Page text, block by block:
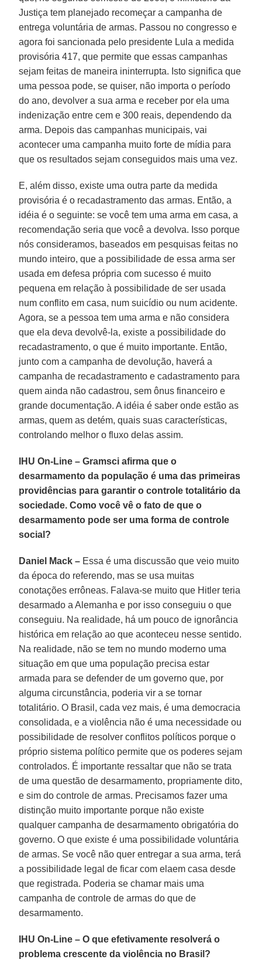
Justiça tem planejado recomeçar a campanha de
entrega voluntária de armas. Passou no congresso e
agora foi sancionada pelo presidente Lula a medida
provisória 417, que permite que essas campanhas
sejam feitas de maneira ininterrupta. Isto significa que
uma pessoa pode, se quiser, não importa o período
do ano, devolver a sua arma e receber por ela uma
indenização entre cem e 300 reais, dependendo da
arma. Depois das campanhas municipais, vai
acontecer uma campanha muito forte de mídia para
que os resultados sejam conseguidos mais uma vez.
E, além disso, existe uma outra parte da medida
provisória é o recadastramento das armas. Então, a
idéia é o seguinte: se você tem uma arma em casa, a
recomendação seria que você a devolva. Isso porque
nós consideramos, baseados em pesquisas feitas no
mundo inteiro, que a possibilidade de essa arma ser
usada em defesa própria com sucesso é muito
pequena em relação à possibilidade de ser usada
num conflito em casa, num suicídio ou num acidente.
Agora, se a pessoa tem uma arma e não considera
que ela deva devolvê-la, existe a possibilidade do
recadastramento, o que é muito importante. Então,
junto com a campanha de devolução, haverá a
campanha de recadastramento e cadastramento para
quem ainda não cadastrou, sem ônus financeiro e
grande documentação. A idéia é saber onde estão as
armas, quem as detém, quais suas características,
controlando melhor o fluxo delas assim.
IHU On-Line – Gramsci afirma que o
desarmamento da população é uma das primeiras
providências para garantir o controle totalitário da
sociedade. Como você vê o fato de que o
desarmamento pode ser uma forma de controle
social?
Daniel Mack – Essa é uma discussão que veio muito
da época do referendo, mas se usa muitas
conotações errôneas. Falava-se muito que Hitler teria
desarmado a Alemanha e por isso conseguiu o que
conseguiu. Na realidade, há um pouco de ignorância
histórica em relação ao que aconteceu nesse sentido.
Na realidade, não se tem no mundo moderno uma
situação em que uma população precisa estar
armada para se defender de um governo que, por
alguma circunstância, poderia vir a se tornar
totalitário. O Brasil, cada vez mais, é uma democracia
consolidada, e a violência não é uma necessidade ou
possibilidade de resolver conflitos políticos porque o
próprio sistema político permite que os poderes sejam
controlados. É importante ressaltar que não se trata
de uma questão de desarmamento, propriamente dito,
e sim do controle de armas. Precisamos fazer uma
distinção muito importante porque não existe
qualquer campanha de desarmamento obrigatória do
governo. O que existe é uma possibilidade voluntária
de armas. Se você não quer entregar a sua arma, terá
a possibilidade legal de ficar com elaem casa desde
que registrada. Poderia se chamar mais uma
campanha de controle de armas do que de
desarmamento.
IHU On-Line – O que efetivamente resolverá o
problema crescente da violência no Brasil?